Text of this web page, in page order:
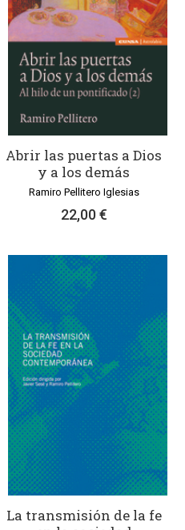
Abrir las puertas a Dios
y a los demás
Ramiro Pellitero Iglesias
22,00 €
La transmisión de la fe